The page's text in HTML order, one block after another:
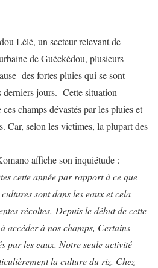
Lélé, un secteur relevant de
de Guéckédou, plusieurs
des fortes pluies qui se sont
derniers jours. Cette situation
champs dévastés par les pluies et
Car, selon les victimes, la plupart des
affiche son inquiétude :
cette année par rapport à ce que
sont dans les eaux et cela
récoltes. Depuis le début de cette
accéder à nos champs, Certains
par les eaux. Notre seule activité
la culture du riz. Chez